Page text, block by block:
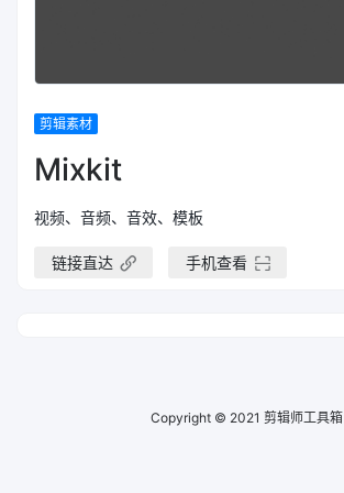
剪辑素材
Mixkit
视频、音频、音效、模板
链接直达 手机查看
Copyright © 2021 剪辑师工具箱